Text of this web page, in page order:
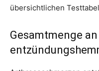
übersichtlichen
Gesamtmenge an